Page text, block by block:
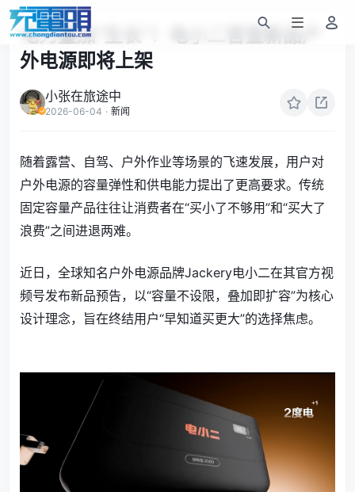
电力叠加“生长”！电小二官宣新品户
外电源即将上架
小张在旅途中
2026-06-04 · 新闻
随着露营、自驾、户外作业等场景的飞速发展，用户对
户外电源的容量弹性和供电能力提出了更高要求。传统
固定容量产品往往让消费者在“买小了不够用”和“买大了
浪费”之间进退两难。
近日，全球知名户外电源品牌Jackery电小二在其官方视
频号发布新品预告，以“容量不设限，叠加即扩容”为核心
设计理念，旨在终结用户“早知道买更大”的选择焦虑。